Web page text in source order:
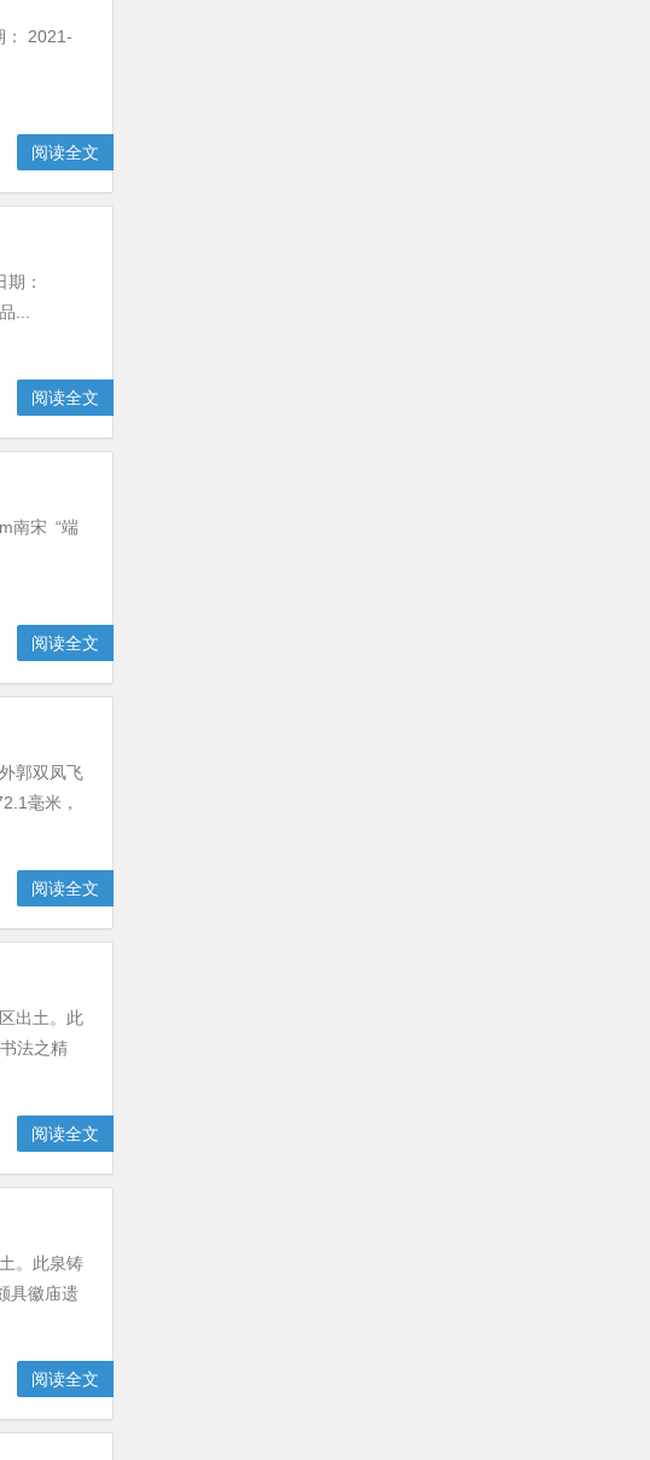
： 2021-
阅读全文
：
...
阅读全文
南宋 “端
阅读全文
郭双凤飞
毫米，
阅读全文
出土。此
法之精
阅读全文
。此泉铸
具徽庙遗
阅读全文